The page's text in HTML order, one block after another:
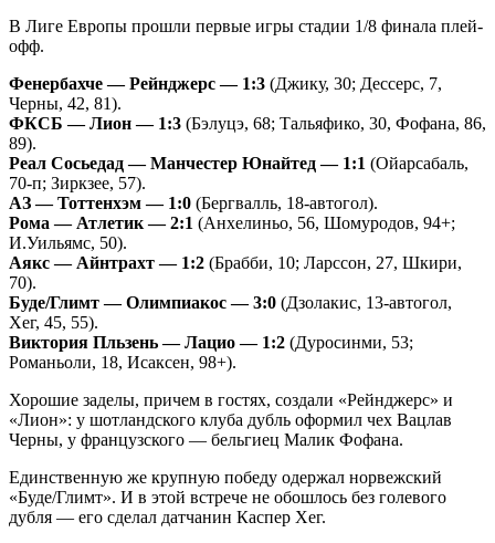
В Лиге Европы прошли первые игры стадии 1/8 финала плей-
офф.
Фенербахче — Рейнджерс — 1:3 (Джику, 30; Дессерс, 7,
Черны, 42, 81).
ФКСБ — Лион — 1:3 (Бэлуцэ, 68; Тальяфико, 30, Фофана, 86,
89).
Реал Сосьедад — Манчестер Юнайтед — 1:1 (Ойарсабаль,
70-п; Зиркзее, 57).
АЗ — Тоттенхэм — 1:0 (Бергвалль, 18-автогол).
Рома — Атлетик — 2:1 (Анхелиньо, 56, Шомуродов, 94+;
И.Уильямс, 50).
Аякс — Айнтрахт — 1:2 (Брабби, 10; Ларссон, 27, Шкири,
70).
Буде/Глимт — Олимпиакос — 3:0 (Дзолакис, 13-автогол,
Хег, 45, 55).
Виктория Пльзень — Лацио — 1:2 (Дуросинми, 53;
Романьоли, 18, Исаксен, 98+).
Хорошие заделы, причем в гостях, создали «Рейнджерс» и
«Лион»: у шотландского клуба дубль оформил чех Вацлав
Черны, у французского — бельгиец Малик Фофана.
Единственную же крупную победу одержал норвежский
«Буде/Глимт». И в этой встрече не обошлось без голевого
дубля — его сделал датчанин Каспер Хег.